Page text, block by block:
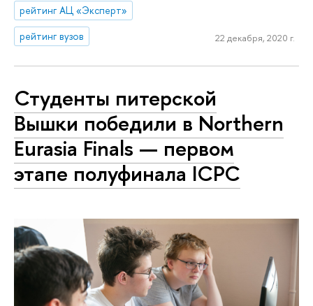
рейтинг АЦ «Эксперт»
рейтинг вузов
22 декабря, 2020 г.
Студенты питерской
Вышки победили в Northern
Eurasia Finals — первом
этапе полуфинала ICPC